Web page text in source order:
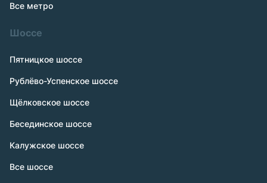
Все метро
Шоссе
Пятницкое шоссе
Рублёво-Успенское шоссе
Щёлковское шоссе
Бесединское шоссе
Калужское шоссе
Все шоссе